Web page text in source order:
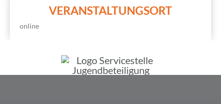
VERANSTALTUNGSORT
online